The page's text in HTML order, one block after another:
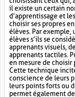
il existe un certain
d’apprentissage et
choisir ses propres
élèves. Par exemple,
élèves s’ils se
apprenants visuels,
apprenants tactiles.
en mesure de choisir
Cette technique
conscience de leurs
leurs points forts ou
permet également